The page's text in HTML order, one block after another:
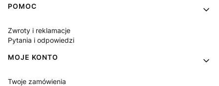
Linki w stopce
POMOC
Zwroty i reklamacje
Pytania i odpowiedzi
MOJE KONTO
Twoje zamówienia